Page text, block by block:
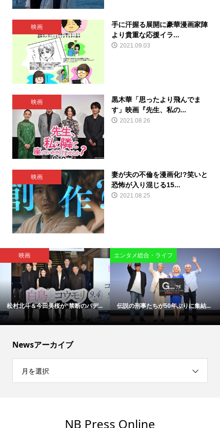
映画
手に汗握る展開に豪華漫画家陣
より貴重な応援イラ...
2021.09.03
映画
黒木華「思ったより飛んでま
す」映画『先生、私の...
2021.08.26
映画
妻が夫の不倫を漫画化!?笑いと
恐怖が入り混じる15...
2021.08.25
映画
松村北斗＆今田美桜が“禁断のバデ...
エンタメ総合・ライフ
伝説の刑事たちが50年ぶりに集結...
Newsアーカイブ
月を選択
NB Press Online